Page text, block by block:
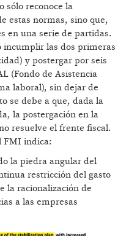
sólo reconoce la
estas normas, sino que,
en una serie de partidas.
incumplir las dos primeras
y postergar por seis
(Fondo de Asistencia
laboral), sin dejar de
se debe a que, dada la
la postergación en la
resuelve el frente fiscal.
FMI indica:
la piedra angular del
restricción del gasto
la racionalización de
a las empresas